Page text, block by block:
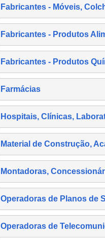
Fabricantes - Móveis,
Fabricantes - Produtos
Fabricantes - Produtos
Farmácias
Hospitais, Clínicas,
Material de Construção,
Montadoras,
Operadoras de Planos de
Operadoras de